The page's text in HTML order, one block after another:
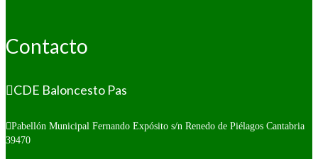
Contacto
CDE Baloncesto Pas
Pabellón Municipal Fernando Expósito s/n Renedo de Piélagos Cantabria
39470